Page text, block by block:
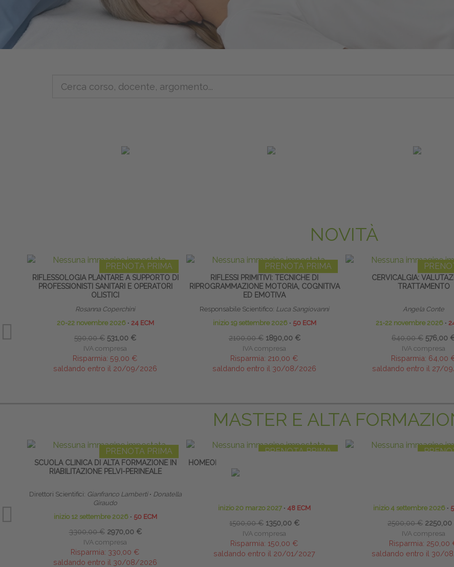
NOVITÀ
PRENOTA PRIMA
RIFLESSOLOGIA PLANTARE A SUPPORTO DI
PROFESSIONISTI SANITARI E OPERATORI
OLISTICI
Rosanna Coperchini
20-22 novembre 2026∙ 24 ECM
590,00 € 531,00 €
IVA compresa
Risparmia: 59,00 €
saldando entro il 20/09/2026
PRENOTA PRIMA
RIFLESSI PRIMITIVI: TECNICHE DI
RIPROGRAMMAZIONE MOTORIA, COGNITIVA
ED EMOTIVA
Responsabile Scientifico: Luca Sangiovanni
inizio 19 settembre 2026 ∙ 50 ECM
2100,00 € 1890,00 €
IVA compresa
Risparmia: 210,00 €
saldando entro il 30/08/2026
CERVICALGIA:
TRATTAMENTO
Angela Conte
21-22 novembre 2026 ∙
640,00 € 576,00
IVA compresa
Risparmia: 64,00
saldando entro il 27/
MASTER E ALTA
PRENOTA PRIMA
SCUOLA CLINICA DI ALTA FORMAZIONE IN
RIABILITAZIONE PELVI-PERINEALE
Direttori Scientifici: Gianfranco Lamberti ∙ Donatella
Giraudo
inizio 12 settembre 2026 ∙ 50 ECM
3300,00 € 2970,00 €
IVA compresa
Risparmia: 330,00 €
saldando entro il 30/08/2026
PRENOTA PRIMA
HOMEODYNAMIC BOWEN THERAPYTM (HBT)
BOWEN OMEODINAMICO
inizio 20 marzo 2027 ∙ 48 ECM
1500,00 € 1350,00 €
IVA compresa
Risparmia: 150,00 €
saldando entro il 20/01/2027
LINFODRENAGGIO MANUALE
Direttore Scientifico: Didier
inizio 4 settembre 2026 ∙
2500,00 €
IVA compresa
Risparmia: 250,00
saldando entro il 30/